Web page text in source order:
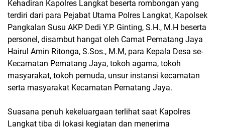
Kehadiran Kapolres Langkat beserta rombongan yang
terdiri dari para Pejabat Utama Polres Langkat, Kapolsek
Pangkalan Susu AKP Dedi Y.P. Ginting, S.H., M.H beserta
personel, disambut hangat oleh Camat Pematang Jaya
Hairul Amin Ritonga, S.Sos., M.M, para Kepala Desa se-
Kecamatan Pematang Jaya, tokoh agama, tokoh
masyarakat, tokoh pemuda, unsur instansi kecamatan
serta masyarakat Kecamatan Pematang Jaya.
Suasana penuh kekeluargaan terlihat saat Kapolres
Langkat tiba di lokasi kegiatan dan menerima